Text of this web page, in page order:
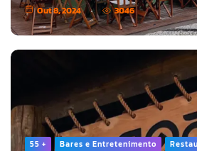
Out 8, 2024 3046
55 + Bares e Entretenimento